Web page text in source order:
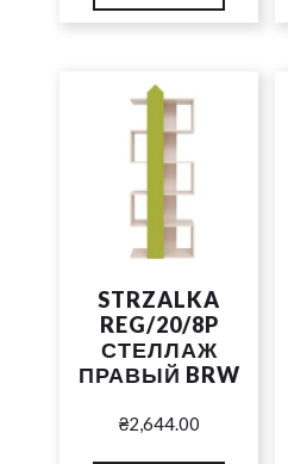
STRZALKA
REG/20/8P
СТЕЛЛАЖ
ПРАВЫЙ BRW
₴2,644.00